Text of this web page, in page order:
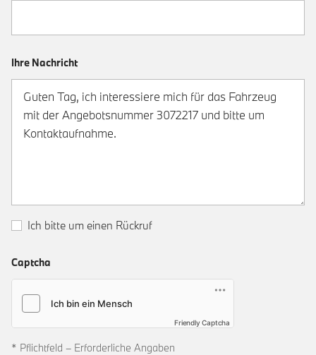
Ihre Nachricht
Ich bitte um einen Rückruf
Captcha
Friendly Captcha
* Pflichtfeld – Erforderliche Angaben